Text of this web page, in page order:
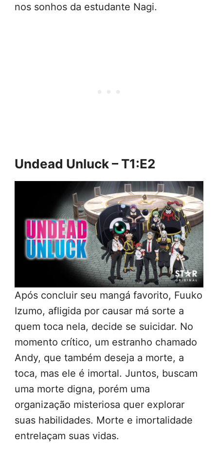
nos sonhos da estudante Nagi.
Undead Unluck – T1:E2
Após concluir seu mangá favorito, Fuuko
Izumo, afligida por causar má sorte a
quem toca nela, decide se suicidar. No
momento crítico, um estranho chamado
Andy, que também deseja a morte, a
toca, mas ele é imortal. Juntos, buscam
uma morte digna, porém uma
organização misteriosa quer explorar
suas habilidades. Morte e imortalidade
entrelaçam suas vidas.